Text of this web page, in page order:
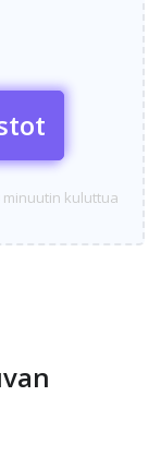
kuluttua